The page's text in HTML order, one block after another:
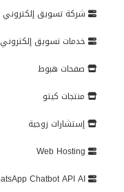
شركة تسويق إلكتروني
خدمات تسويق إلكتروني
صفحات هبوط
منتجات كيتو
إستشارات زوجية